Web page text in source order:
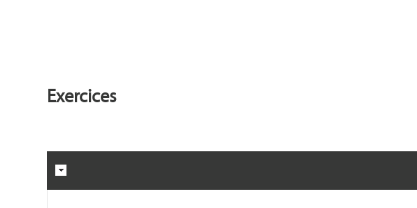
Exercices